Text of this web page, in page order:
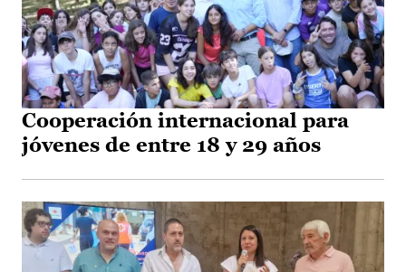
Cooperación internacional para
jóvenes de entre 18 y 29 años